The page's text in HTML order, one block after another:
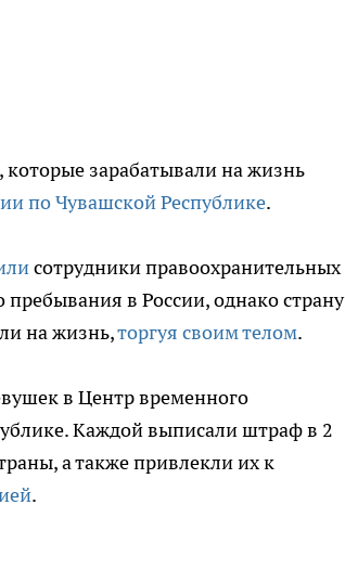
зарабатывали на жизнь
по Чувашской Республике.
сотрудники правоохранительных
пребывания в России, однако страну
на жизнь,торгуя своим телом.
в Центр временного
Каждой выписали штраф в 2
а также привлекли их к
.